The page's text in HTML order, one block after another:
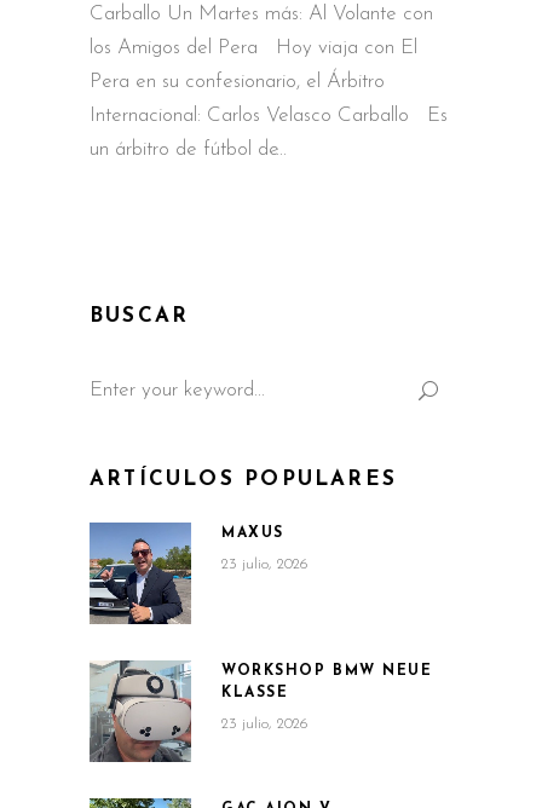
Carballo Un Martes más: Al Volante con
los Amigos del Pera Hoy viaja con El
Pera en su confesionario, el Árbitro
Internacional: Carlos Velasco Carballo Es
un árbitro de fútbol de
BUSCAR
for:
ARTÍCULOS POPULARES
MAXUS
23 julio, 2026
WORKSHOP BMW NEUE
KLASSE
23 julio, 2026